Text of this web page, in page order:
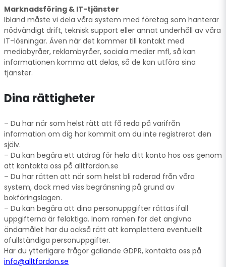
Marknadsföring & IT-tjänster
Ibland måste vi dela våra system med företag som hanterar
nödvändigt drift, teknisk support eller annat underhåll av våra
IT-lösningar. Även när det kommer till kontakt med
mediabyråer, reklambyråer, sociala medier mfl, så kan
informationen komma att delas, så de kan utföra sina
tjänster.
Dina rättigheter
– Du har när som helst rätt att få reda på varifrån
information om dig har kommit om du inte registrerat den
själv.
– Du kan begära ett utdrag för hela ditt konto hos oss genom
att kontakta oss på alltfordon.se
– Du har rätten att när som helst bli raderad från våra
system, dock med viss begränsning på grund av
bokföringslagen.
– Du kan begära att dina personuppgifter rättas ifall
uppgifterna är felaktiga. Inom ramen för det angivna
ändamålet har du också rätt att komplettera eventuellt
ofullständiga personuppgifter.
Har du ytterligare frågor gällande GDPR, kontakta oss på
info@alltfordon.se